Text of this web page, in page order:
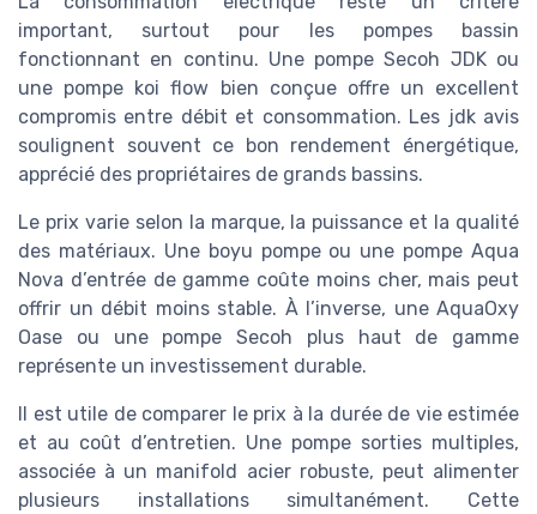
important, surtout pour les pompes bassin
fonctionnant en continu. Une pompe Secoh JDK ou
une pompe koi flow bien conçue offre un excellent
compromis entre débit et consommation. Les jdk avis
soulignent souvent ce bon rendement énergétique,
apprécié des propriétaires de grands bassins.
Le prix varie selon la marque, la puissance et la qualité
des matériaux. Une boyu pompe ou une pompe Aqua
Nova d’entrée de gamme coûte moins cher, mais peut
offrir un débit moins stable. À l’inverse, une AquaOxy
Oase ou une pompe Secoh plus haut de gamme
représente un investissement durable.
Il est utile de comparer le prix à la durée de vie estimée
et au coût d’entretien. Une pompe sorties multiples,
associée à un manifold acier robuste, peut alimenter
plusieurs installations simultanément. Cette